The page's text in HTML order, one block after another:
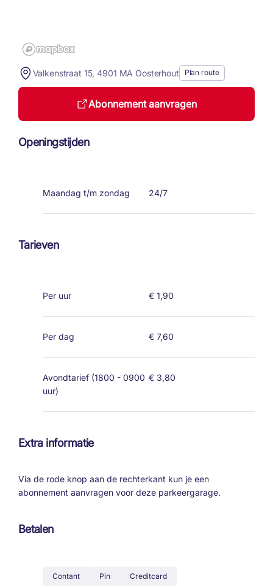
Openingstijden
Maandag t/m zondag 24/7
Tarieven
Per uur € 1,90
Per dag € 7,60
Avondtarief (1800 - 0900
uur)
€ 3,80
Extra informatie
Via de rode knop aan de rechterkant kun je een
abonnement aanvragen voor deze parkeergarage.
Betalen
Contant Pin Creditcard
Valkenstraat 15, 4901 MA Oosterhout Plan route
Abonnement aanvragen